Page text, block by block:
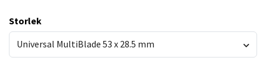
Storlek
Universal MultiBlade 53 x 28.5 mm